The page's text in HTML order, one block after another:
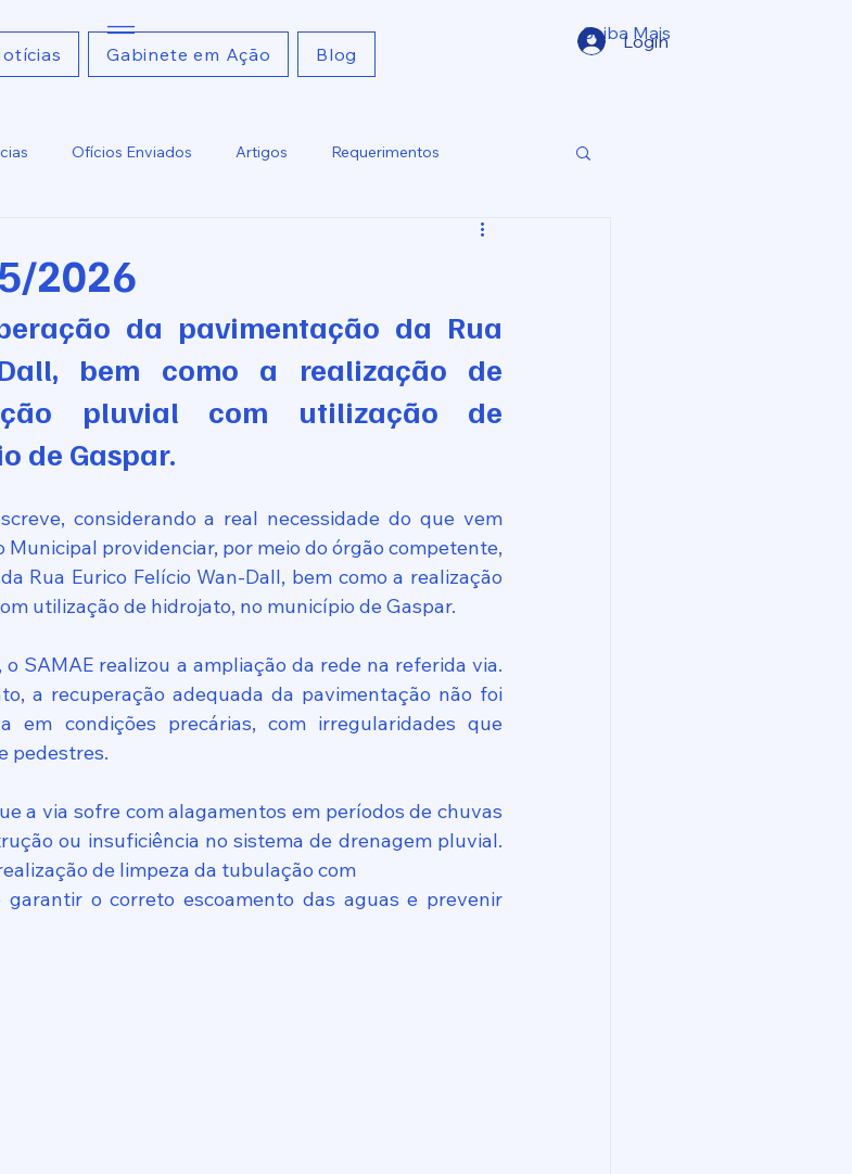
Saiba Mais
Login
Gabinete em Ação Blog
Ofícios Enviados Artigos Requerimentos
2026
da pavimentação da Rua
bem como a realização de
pluvial com utilização de
de Gaspar.
considerando a real necessidade do que vem
Municipal providenciar, por meio do órgão competente,
Rua Eurico Felício Wan-Dall, bem como a realização
utilização de hidrojato, no município de Gaspar.
o SAMAE realizou a ampliação da rede na referida via.
a recuperação adequada da pavimentação não foi
em condições precárias, com irregularidades que
pedestres.
a via sofre com alagamentos em períodos de chuvas
ou insuficiência no sistema de drenagem pluvial.
de limpeza da tubulação com
o correto escoamento das aguas e prevenir